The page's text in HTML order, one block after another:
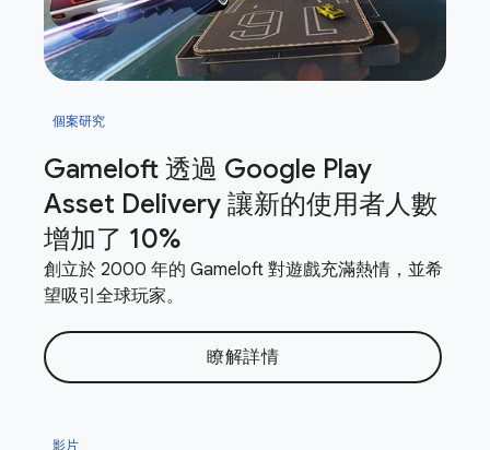
個案研究
Gameloft 透過 Google Play
Asset Delivery 讓新的使用者人數
增加了 10%
創立於 2000 年的 Gameloft 對遊戲充滿熱情，並希
望吸引全球玩家。
瞭解詳情
影片